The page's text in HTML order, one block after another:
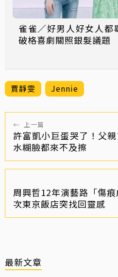
雀雀／好男人好女人都
破格喜劇關照銀髮議題
賈靜雯 Jennie
← 上一篇
許富凱小巨蛋哭了！父
水糊臉都來不及擦
周興哲12年演藝路「傷
次東京飯店突找回靈感
最新文章